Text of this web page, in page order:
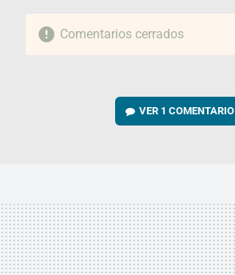
Comentarios cerrados
VER 1 COMENTARIO